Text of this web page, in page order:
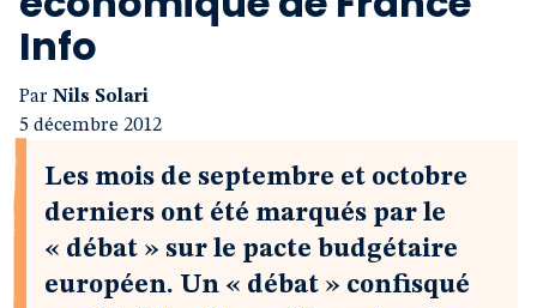
Info
Par Nils Solari
5 décembre 2012
Les mois de septembre et octobre
derniers ont été marqués par le
« débat » sur le pacte budgétaire
européen. Un « débat » confisqué